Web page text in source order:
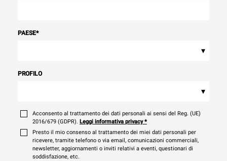
PAESE*
▾
PROFILO
▾
Acconsento al trattamento dei dati personali ai sensi del Reg. (UE)
2016/679 (GDPR). Leggi informativa privacy*
Presto il mio consenso al trattamento dei miei dati personali per
ricevere, tramite telefono o via email, comunicazioni commerciali,
newsletter, aggiornamenti o inviti relativi a eventi, questionari di
soddisfazione, etc.